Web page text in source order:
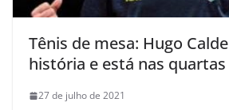
Tênis de mesa: Hugo
história e está nas
27 de julho de 2021